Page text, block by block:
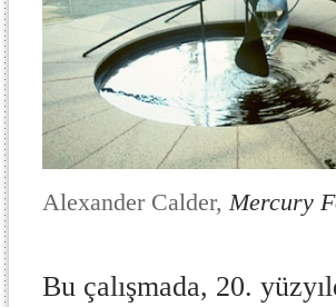
Alexander Calder,Mercury
Bu çalışmada, 20.